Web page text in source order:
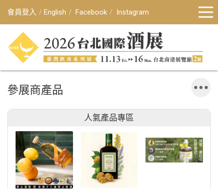
會員登入 English Facebook Instagram
參展商產品
人氣產品專區